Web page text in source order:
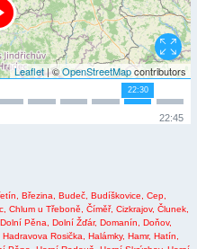
Leaflet| ©OpenStreetMapcontributors
22:30
22:45
Březina, Budeč, Budíškovice, Cep,
Chlum u Třeboně, Číměř, Cizkrajov, Člunek,
Dolní Pěna, Dolní Žďár, Domanín, Doňov,
Hadravova Rosička, Halámky, Hamr, Hatín,